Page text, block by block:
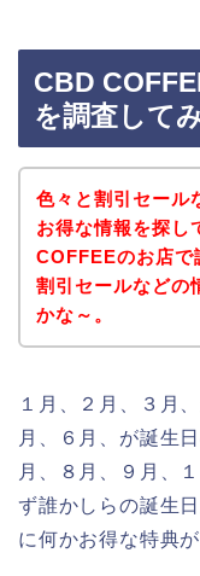
CBD
を調査して
色々と割引セール
お得な情報を探し
COFFEEのお店で
割引セールなどの
かな～。
１月、２月、３月
月、６月、が誕生
月、８月、９月、
ず誰かしらの誕生
に何かお得な特典